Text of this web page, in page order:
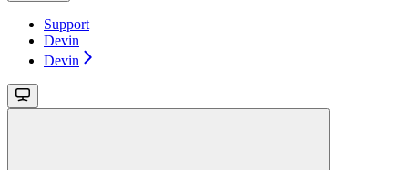
Support
Devin
Devin